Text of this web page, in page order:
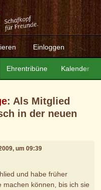
Einloggen
Ehrentribüne Kalender
: Als Mitglied
in der neuen
um 09:39
und habe früher
machen können, bis ich sie